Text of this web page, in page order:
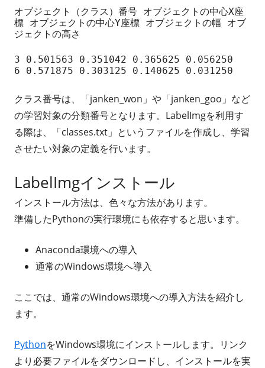
オブジェクト（クラス）番号 オブジェクトの中心X座
標 オブジェクトの中心Y座標 オブジェクトの幅 オブ
ジェクトの高さ
3 0.501563 0.351042 0.365625 0.056250
6 0.571875 0.303125 0.140625 0.031250
クラス番号は、「janken_won」や「janken_goo」など
の学習対象の分類番号となります。LabelImgを利用す
る際は、「classes.txt」というファイルを作成し、学習
させたい対象の定義を行います。
LabelImgインストール
インストール方法は、色々な方法があります。
準備したPythonの実行環境にも依存すると思います。
Anaconda環境への導入
通常のWindows環境へ導入
ここでは、通常のWindows環境への導入方法を紹介し
ます。
PythonをWindows環境にインストールします。リンク
より必要ファイルをダウンロードし、インストールを実